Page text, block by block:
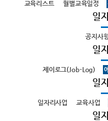
교육리스트 월별교육일정
일
공지사
일
제이로그(Job-Log)
일
일자리사업 교육사업
일